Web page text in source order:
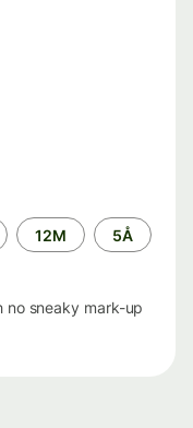
12M 5Å
no sneaky mark-up